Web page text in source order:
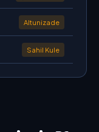
Altunizade
Sahil Kule